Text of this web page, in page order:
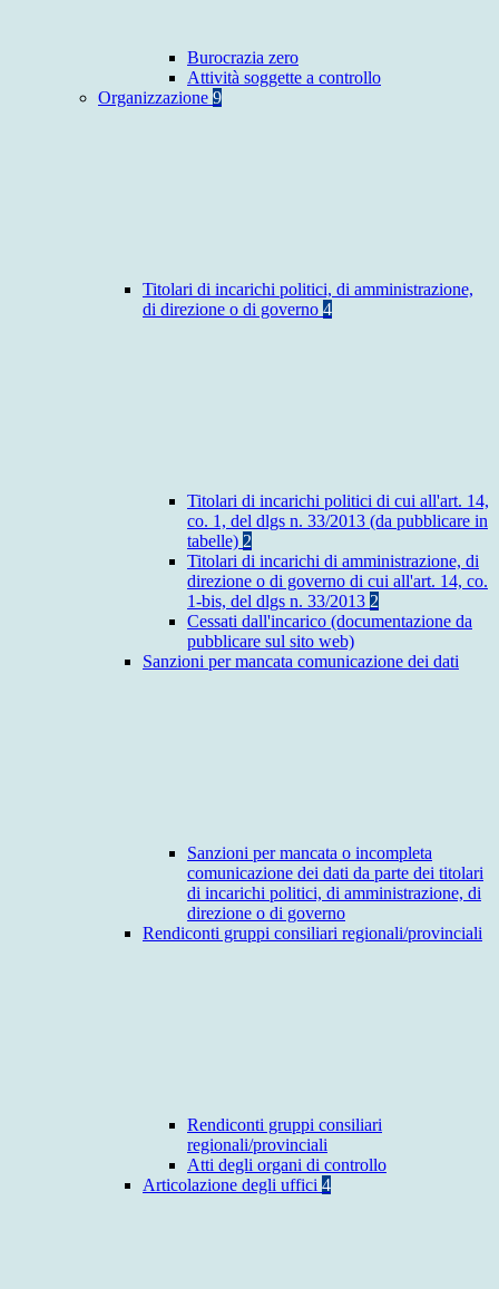
Burocrazia zero
Attività soggette a controllo
Organizzazione 9
Titolari di incarichi politici, di amministrazione,
di direzione o di governo 4
Titolari di incarichi politici di cui all'art. 14,
co. 1, del dlgs n. 33/2013 (da pubblicare in
tabelle) 2
Titolari di incarichi di amministrazione, di
direzione o di governo di cui all'art. 14, co.
1-bis, del dlgs n. 33/2013 2
Cessati dall'incarico (documentazione da
pubblicare sul sito web)
Sanzioni per mancata comunicazione dei dati
Sanzioni per mancata o incompleta
comunicazione dei dati da parte dei titolari
di incarichi politici, di amministrazione, di
direzione o di governo
Rendiconti gruppi consiliari regionali/provinciali
Rendiconti gruppi consiliari
regionali/provinciali
Atti degli organi di controllo
Articolazione degli uffici 4